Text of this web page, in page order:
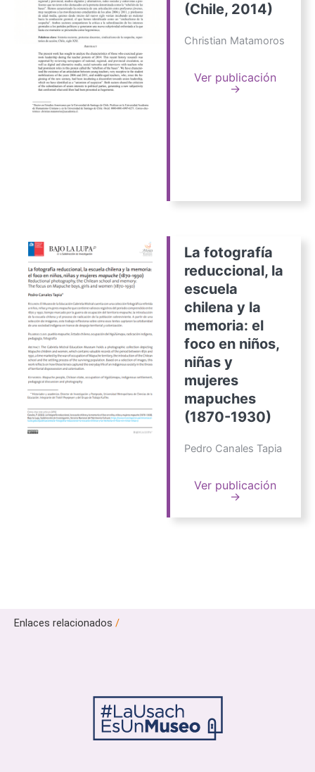
(Chile, 2014)
Christian Matamoros
Ver publicación
→
La fotografía
reduccional, la
escuela
chilena y la
memoria: el
foco en niños,
niñas y
mujeres
mapuches
(1870-1930)
Pedro Canales Tapia
Ver publicación
→
Enlaces relacionados /